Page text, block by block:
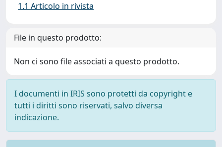
1.1 Articolo in rivista
File in questo prodotto:
Non ci sono file associati a questo prodotto.
I documenti in IRIS sono protetti da copyright e
tutti i diritti sono riservati, salvo diversa
indicazione.